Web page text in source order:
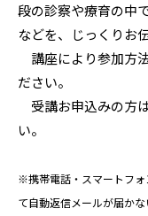
会
（年
長
向
6/16（火）
段の診察や療育の中
などを、じっくりお
講座により参加方
ださい。
受講お申込みの方
い。
※携帯電話・スマートフォ
て自動返信メールが届かな